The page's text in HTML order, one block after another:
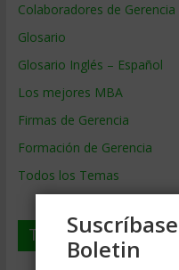
Colaboradores de Gerencia
Glosario
Glosario Inglés – Español
Los mejores MBA
Firmas de Gerencia
Formación de Gerencia
Todos los Temas
Temas de Gerencia
Boletin